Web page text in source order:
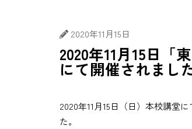
2020年11月15日
2020年11月15日「
にて開催されまし
2020年11月15日（日）本校講堂
た。